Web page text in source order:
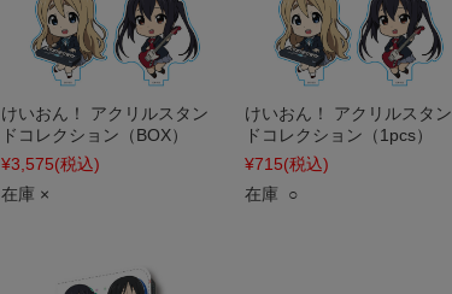
けいおん！ アクリルスタン
ドコレクション（BOX）
¥3,575(税込)
在庫 ×
けいおん！ アクリルスタン
ドコレクション（1pcs）
¥715(税込)
在庫 ○